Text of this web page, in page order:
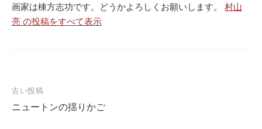
画家は棟方志功です。どうかよろしくお願いします。 村山
亮 の投稿をすべて表示
投
稿
古い投稿
ニュートンの揺りかご